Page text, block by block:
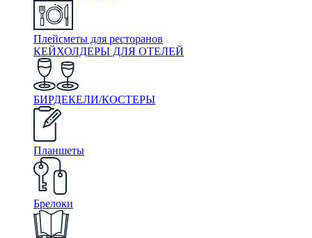
Плейсметы для ресторанов
КЕЙХОЛДЕРЫ ДЛЯ ОТЕЛЕЙ
БИРДЕКЕЛИ/КОСТЕРЫ
Планшеты
Брелоки